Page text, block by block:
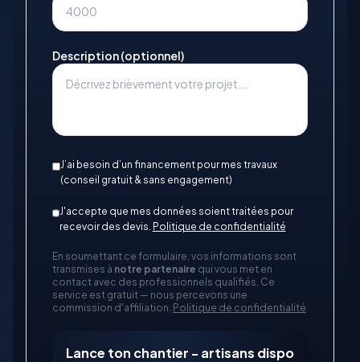
Description (optionnel)
J’ai besoin d’un financement pour mes travaux
(conseil gratuit & sans engagement)
J'accepte que mes données soient traitées pour
recevoir des devis. Politique de confidentialité
En soumettant ce formulaire, vos informations sont
transmises à notre partenaire qui vous met en
contact avec des professionnels qualifiés. Ce
service est gratuit — nous percevons une
commission d'affiliation. Politique de confidentialité
Lance ton chantier - artisans dispo